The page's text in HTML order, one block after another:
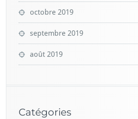
octobre 2019
septembre 2019
août 2019
Catégories